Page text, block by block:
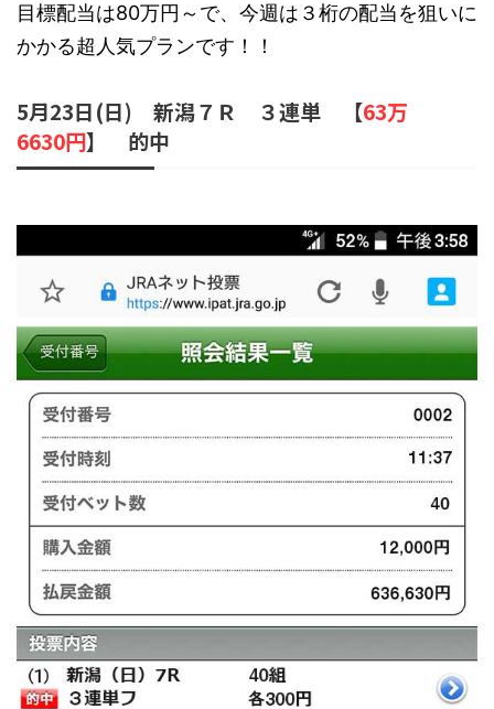
目標配当は80万円～で、今週は３桁の配当を狙いに
かかる超人気プランです！！
5月23日(日) 新潟７Ｒ ３連単 【63万
6630円】 的中